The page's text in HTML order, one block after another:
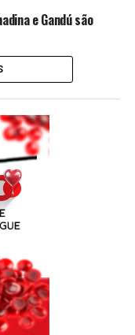
e Gandú são